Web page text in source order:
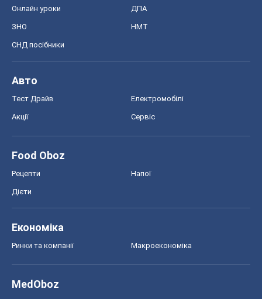
Онлайн уроки ДПА
ЗНО НМТ
СНД посібники
Авто
Тест Драйв Електромобілі
Акції Сервіс
Food Oboz
Рецепти Напої
Дієти
Економіка
Ринки та компанії Макроекономіка
MedOboz